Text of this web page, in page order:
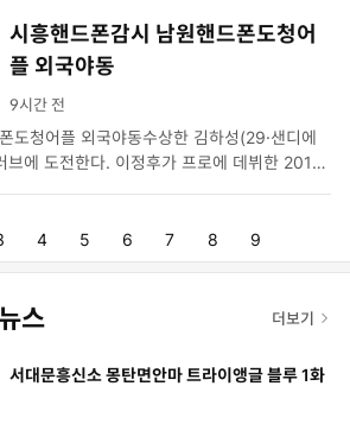
시흥핸드폰감시 남원핸드폰도청어
플 외국야동
도청어플 외국야동수상한 김하성(29·샌디에
브에 도전한다. 이정후가 프로에 데뷔한 2017
9시간 전
g
e
4
e
5
e
6
e
7
e
8
e
9
스 더보기
서대문흥신소 몽탄면안마 트라이앵글 블루 1화